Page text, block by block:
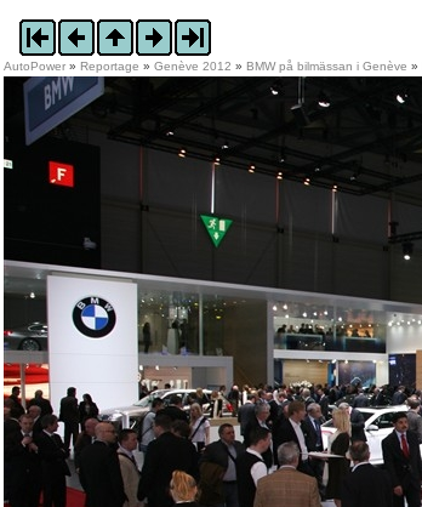
AutoPower » Reportage »Genève 2012 » BMW på bilmässan i Genève »